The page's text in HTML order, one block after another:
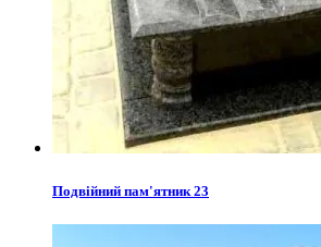
Подвійний пам'ятник 23